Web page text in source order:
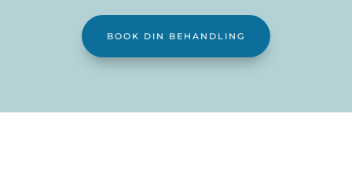
BOOK DIN BEHANDLING